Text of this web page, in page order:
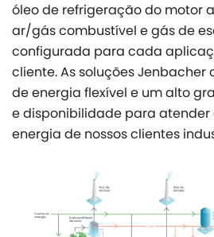
óleo de refrigeração do motor
ar/gás combustível e gás de
configurada para cada
cliente. As soluções
de energia flexível e um alto
e disponibilidade para atender
energia de nossos clientes